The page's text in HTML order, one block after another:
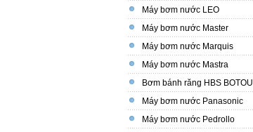
Máy bơm nước LEO
Máy bơm nước Master
Máy bơm nước Marquis
Máy bơm nước Mastra
Bơm bánh răng HBS BOTOU
Máy bơm nước Panasonic
Máy bơm nước Pedrollo